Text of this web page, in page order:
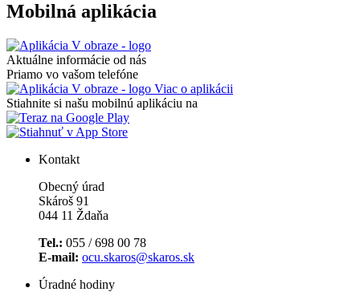
Mobilná aplikácia
Aktuálne informácie od nás
Priamo vo vašom telefóne
Viac o aplikácii
Stiahnite si našu mobilnú aplikáciu na
Kontakt
Obecný úrad
Skároš 91
044 11 Ždaňa
Tel.: 055 / 698 00 78
E-mail: ocu.skaros@skaros.sk
Úradné hodiny